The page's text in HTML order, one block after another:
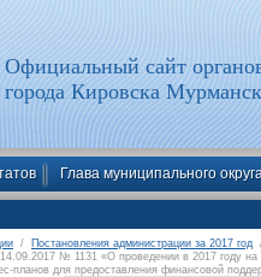
Официальный сайт
города Кировска
Глава муниципального
/ Постановления администрации за 2017 год
№ 1131 «О проведении в 2017 году на
планов для предоставления финансовой